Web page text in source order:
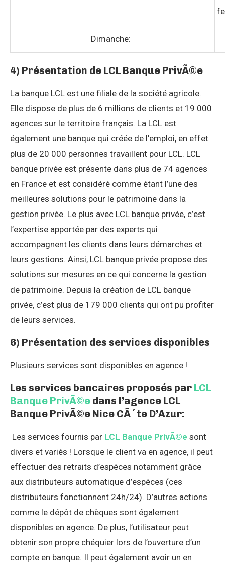
Dimanche:
4) Présentation de LCL Banque PrivÃ©e
La banque LCL est une filiale de la société agricole.
Elle dispose de plus de 6 millions de clients et 19 000
agences sur le territoire français. La LCL est
également une banque qui créée de l’emploi, en effet
plus de 20 000 personnes travaillent pour LCL. LCL
banque privée est présente dans plus de 74 agences
en France et est considéré comme étant l’une des
meilleures solutions pour le patrimoine dans la
gestion privée. Le plus avec LCL banque privée, c’est
l’expertise apportée par des experts qui
accompagnent les clients dans leurs démarches et
leurs gestions. Ainsi, LCL banque privée propose des
solutions sur mesures en ce qui concerne la gestion
de patrimoine. Depuis la création de LCL banque
privée, c’est plus de 179 000 clients qui ont pu profiter
de leurs services.
6) Présentation des services disponibles
Plusieurs services sont disponibles en agence !
Les services bancaires proposés par LCL
Banque PrivÃ©e dans l’agence LCL
Banque PrivÃ©e Nice CÃ´te D’Azur:
Les services fournis par LCL Banque PrivÃ©e sont
divers et variés ! Lorsque le client va en agence, il peut
effectuer des retraits d’espèces notamment grâce
aux distributeurs automatique d’espèces (ces
distributeurs fonctionnent 24h/24). D’autres actions
comme le dépôt de chèques sont également
disponibles en agence. De plus, l’utilisateur peut
obtenir son propre chéquier lors de l’ouverture d’un
compte en banque. Il peut également avoir un en